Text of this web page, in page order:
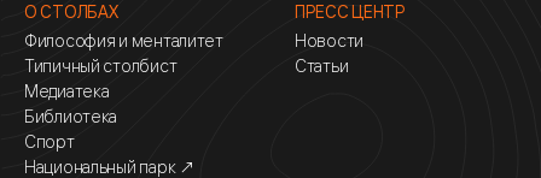
О СТОЛБАХ
Философия и менталитет
Типичный столбист
Медиатека
Библиотека
Спорт
Национальный парк ↗
ПРЕСС ЦЕНТР
Новости
Статьи